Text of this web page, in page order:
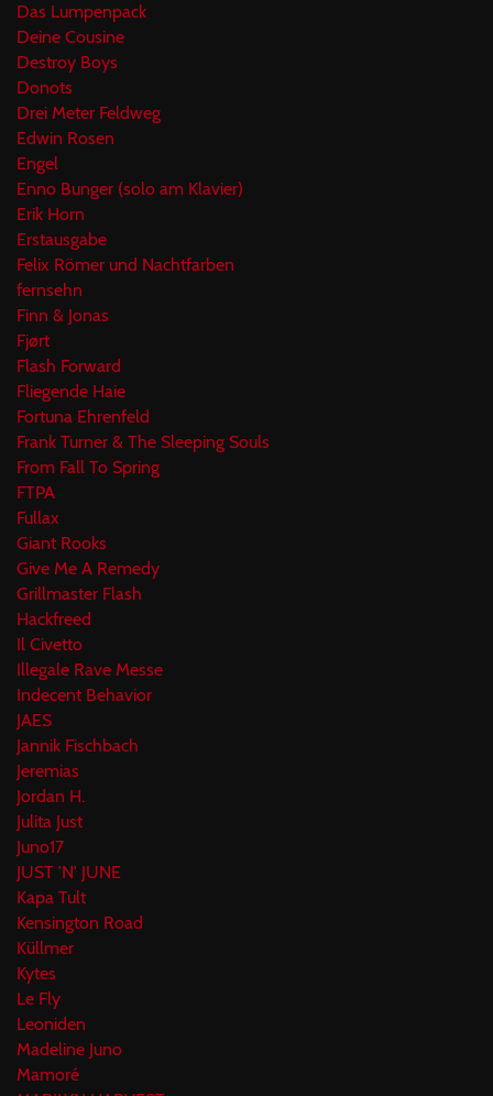
Das Lumpenpack
Deine Cousine
Destroy Boys
Donots
Drei Meter Feldweg
Edwin Rosen
Engel
Enno Bunger (solo am Klavier)
Erik Horn
Erstausgabe
Felix Römer und Nachtfarben
fernsehn
Finn & Jonas
Fjørt
Flash Forward
Fliegende Haie
Fortuna Ehrenfeld
Frank Turner & The Sleeping Souls
From Fall To Spring
FTPA
Fullax
Giant Rooks
Give Me A Remedy
Grillmaster Flash
Hackfreed
Il Civetto
Illegale Rave Messe
Indecent Behavior
JAES
Jannik Fischbach
Jeremias
Jordan H.
Julita Just
Juno17
JUST 'N' JUNE
Kapa Tult
Kensington Road
Küllmer
Kytes
Le Fly
Leoniden
Madeline Juno
Mamoré